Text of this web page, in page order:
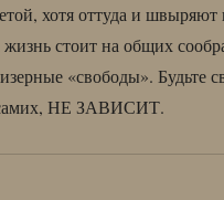
хотя оттуда и
стоит на общих
«свободы». Будьте
самих, НЕ ЗАВИСИТ.